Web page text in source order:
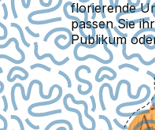
florierende
passen Sie
Publikum